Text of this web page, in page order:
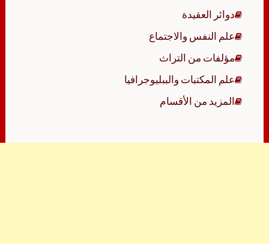
دوائر العقيدة
علم النفس والاجتماع
مؤلفات من التراث
علم المكتبات والببليوجرافيا
المزيد من الأقسام